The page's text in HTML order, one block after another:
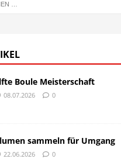
Boule Meisterschaft
08.07.2026 0
sammeln für Umgang
22.06.2026 0